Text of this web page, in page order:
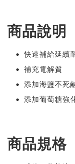
商品說明
快速補給延續
補充電解質
添加海鹽不死
添加葡萄糖強
商品規格